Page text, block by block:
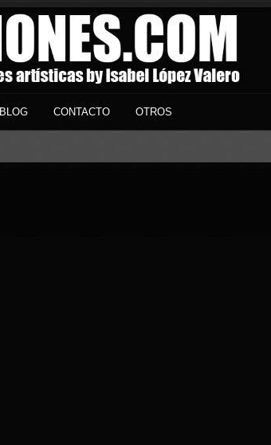
BLOG CONTACTO OTROS